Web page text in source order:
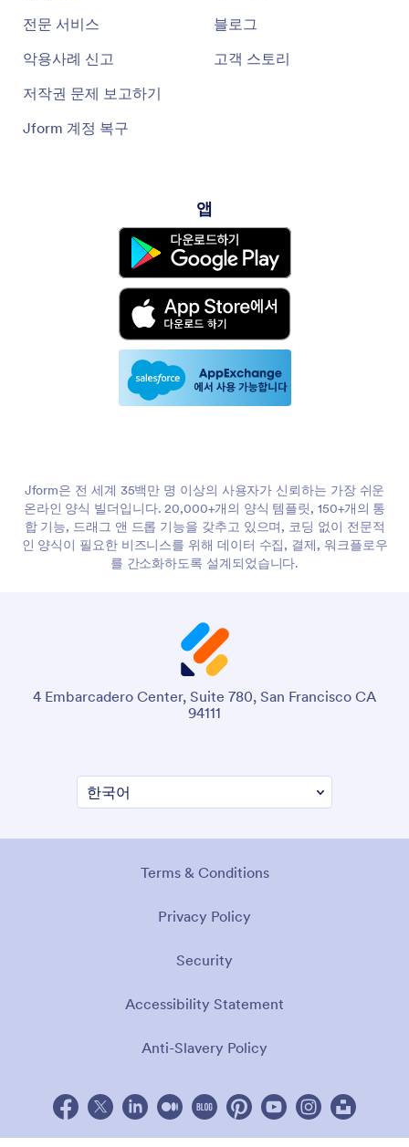
전문 서비스
악용사례 신고
저작권 문제 보고하기
Jform 계정 복구
블로그
고객 스토리
앱
Jform은 전 세계 35백만 명 이상의 사용자가 신뢰하는 가장 쉬운
온라인 양식 빌더입니다. 20,000+개의 양식 템플릿, 150+개의 통
합 기능, 드래그 앤 드롭 기능을 갖추고 있으며, 코딩 없이 전문적
인 양식이 필요한 비즈니스를 위해 데이터 수집, 결제, 워크플로우
를 간소화하도록 설계되었습니다.
4 Embarcadero Center, Suite 780, San Francisco CA
94111
Terms & Conditions
Privacy Policy
Security
Accessibility Statement
Anti-Slavery Policy